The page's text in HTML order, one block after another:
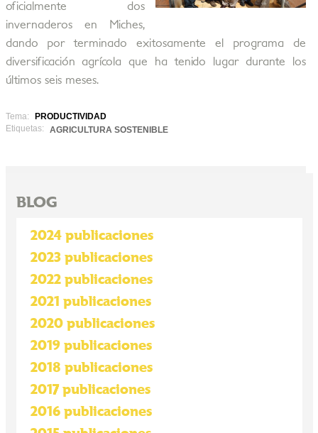
oficialmente dos
invernaderos en Miches,
dando por terminado exitosamente el programa de
diversificación agrícola que ha tenido lugar durante los
últimos seis meses.
Tema:
PRODUCTIVIDAD
Etiquetas:
AGRICULTURA SOSTENIBLE
BLOG
2024 publicaciones
2023 publicaciones
2022 publicaciones
2021 publicaciones
2020 publicaciones
2019 publicaciones
2018 publicaciones
2017 publicaciones
2016 publicaciones